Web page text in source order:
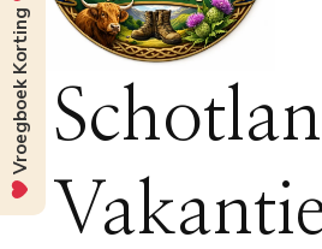
Vroegboek Korting